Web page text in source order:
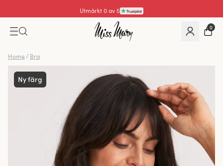
Utmärkt 4.3 av 5
0
Home / Bra
Ny färg